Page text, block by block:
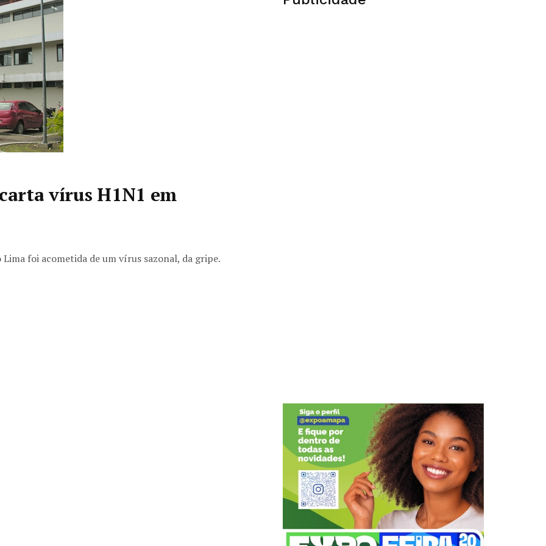
vírus H1N1 em
foi acometida de um vírus sazonal, da gripe.